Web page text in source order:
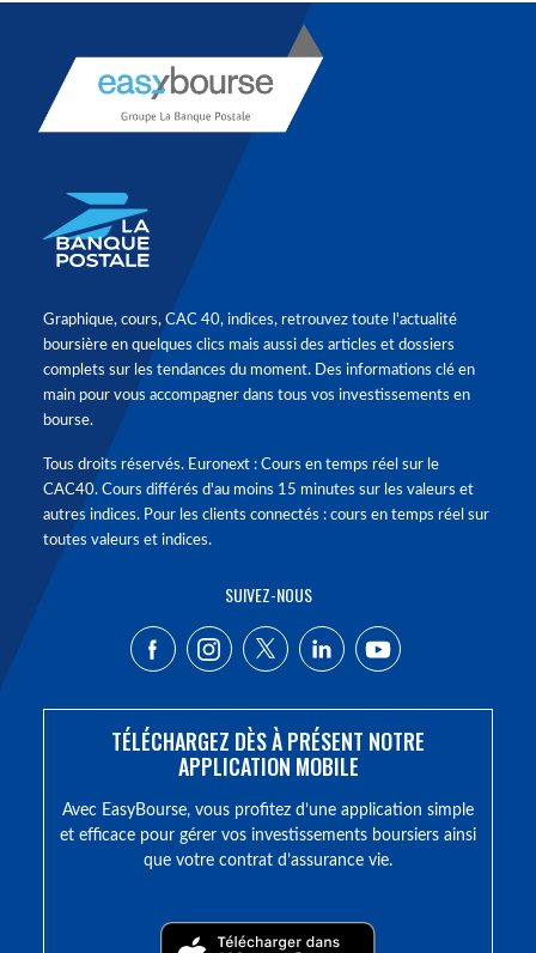
Graphique, cours, CAC 40, indices, retrouvez toute l'actualité
boursière en quelques clics mais aussi des articles et dossiers
complets sur les tendances du moment. Des informations clé en
main pour vous accompagner dans tous vos investissements en
bourse.
Tous droits réservés. Euronext : Cours en temps réel sur le
CAC40. Cours différés d'au moins 15 minutes sur les valeurs et
autres indices. Pour les clients connectés : cours en temps réel sur
toutes valeurs et indices.
SUIVEZ-NOUS
TÉLÉCHARGEZ DÈS À PRÉSENT NOTRE
APPLICATION MOBILE
Avec EasyBourse, vous profitez d’une application simple
et efficace pour gérer vos investissements boursiers ainsi
que votre contrat d’assurance vie.